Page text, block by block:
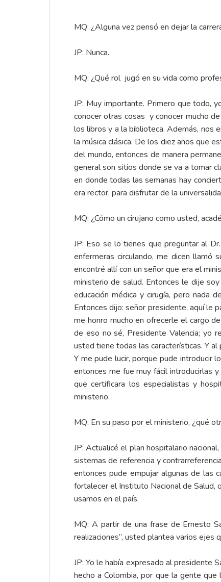
MQ: ¿Alguna vez pensó en dejar la
JP: Nunca.
MQ: ¿Qué rol jugó en su vida como
JP: Muy importante. Primero que todo,
conocer otras cosas y conocer mucho
los libros y a la biblioteca. Además, nos
la música clásica. De los diez años que
del mundo, entonces de manera
general son sitios donde se va a tomar
en donde todas las semanas hay
era rector, para disfrutar de la
MQ: ¿Cómo un cirujano como usted,
JP: Eso se lo tienes que preguntar al
enfermeras circulando, me dicen
encontré allí con un señor que era el
ministerio de salud. Entonces le dije
educación médica y cirugía, pero nada
Entonces dijo: señor presidente, aquí le
me honro mucho en ofrecerle el cargo
de eso no sé, Presidente Valencia; yo
usted tiene todas las características. Y
Y me pude lucir, porque pude introducir
entonces me fue muy fácil introducirlas
que certificara los especialistas y
ministerio.
MQ: En su paso por el ministerio, ¿qué
JP: Actualicé el plan hospitalario
sistemas de referencia y
entonces pude empujar algunas de las
fortalecer el Instituto Nacional de Salud,
usamos en el país.
MQ: A partir de una frase de Ernesto
realizaciones”, usted plantea varios ejes
JP: Yo le había expresado al presidente
hecho a Colombia, por que la gente